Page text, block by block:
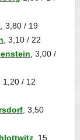
, 3,80 / 19
, 3,10 / 22
, 3,00 /
, 1,20 / 12
3,50
, 15